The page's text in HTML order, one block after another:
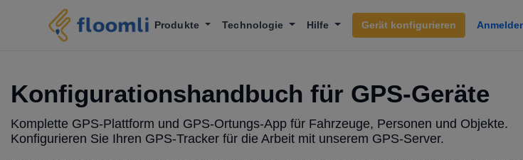
Produkte Technologie Hilfe Gerät konfigurieren
Konfigurationshandbuch für GPS-Geräte
Komplette GPS-Plattform und GPS-Ortungs-App für Fahrzeuge, Personen und Objekte.
Konfigurieren Sie Ihren GPS-Tracker für die Arbeit mit unserem GPS-Server.